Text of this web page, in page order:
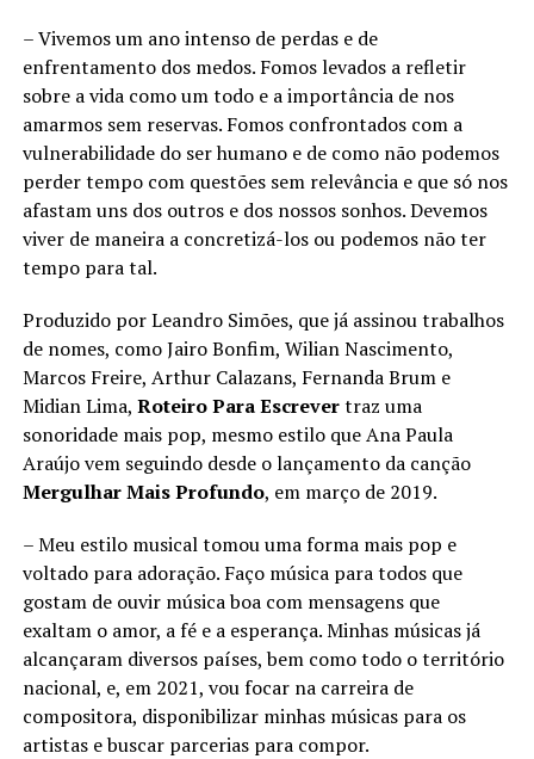
– Vivemos um ano intenso de perdas e de
enfrentamento dos medos. Fomos levados a refletir
sobre a vida como um todo e a importância de nos
amarmos sem reservas. Fomos confrontados com a
vulnerabilidade do ser humano e de como não podemos
perder tempo com questões sem relevância e que só nos
afastam uns dos outros e dos nossos sonhos. Devemos
viver de maneira a concretizá-los ou podemos não ter
tempo para tal.
Produzido por Leandro Simões, que já assinou trabalhos
de nomes, como Jairo Bonfim, Wilian Nascimento,
Marcos Freire, Arthur Calazans, Fernanda Brum e
Midian Lima, Roteiro Para Escrevertraz uma
sonoridade mais pop, mesmo estilo que Ana Paula
Araújo vem seguindo desde o lançamento da canção
Mergulhar Mais Profundo, em março de 2019.
– Meu estilo musical tomou uma forma mais pop e
voltado para adoração. Faço música para todos que
gostam de ouvir música boa com mensagens que
exaltam o amor, a fé e a esperança. Minhas músicas já
alcançaram diversos países, bem como todo o território
nacional, e, em 2021, vou focar na carreira de
compositora, disponibilizar minhas músicas para os
artistas e buscar parcerias para compor.